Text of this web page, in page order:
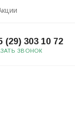
(29) 303 10 72
ЗВОНОК